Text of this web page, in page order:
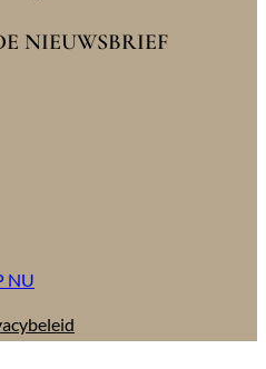
NIEUWSBRIEF
NU